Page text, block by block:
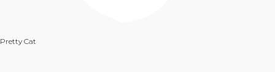
Pretty Cat